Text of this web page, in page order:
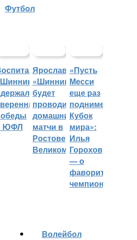
Футбол
ЮФЛ
Ярославский
«Шинник»
будет
проводить
домашние
матчи в
Ростове
Великом
«Пусть
Месси
еще раз
поднимет
Кубок
мира»:
Илья
Горохов
— о
фаворитах
чемпионата
Волейбол